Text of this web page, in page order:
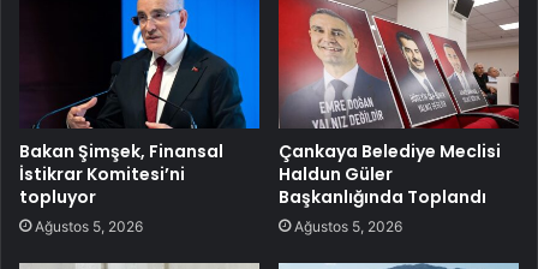
Bakan Şimşek, Finansal
İstikrar Komitesi’ni
topluyor
Ağustos 5, 2026
Çankaya Belediye Meclisi
Haldun Güler
Başkanlığında Toplandı
Ağustos 5, 2026